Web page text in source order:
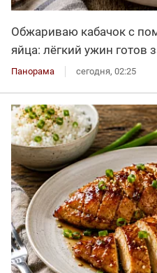
Обжариваю кабачок с
яйца: лёгкий ужин готов
Панорама сегодня, 02:25